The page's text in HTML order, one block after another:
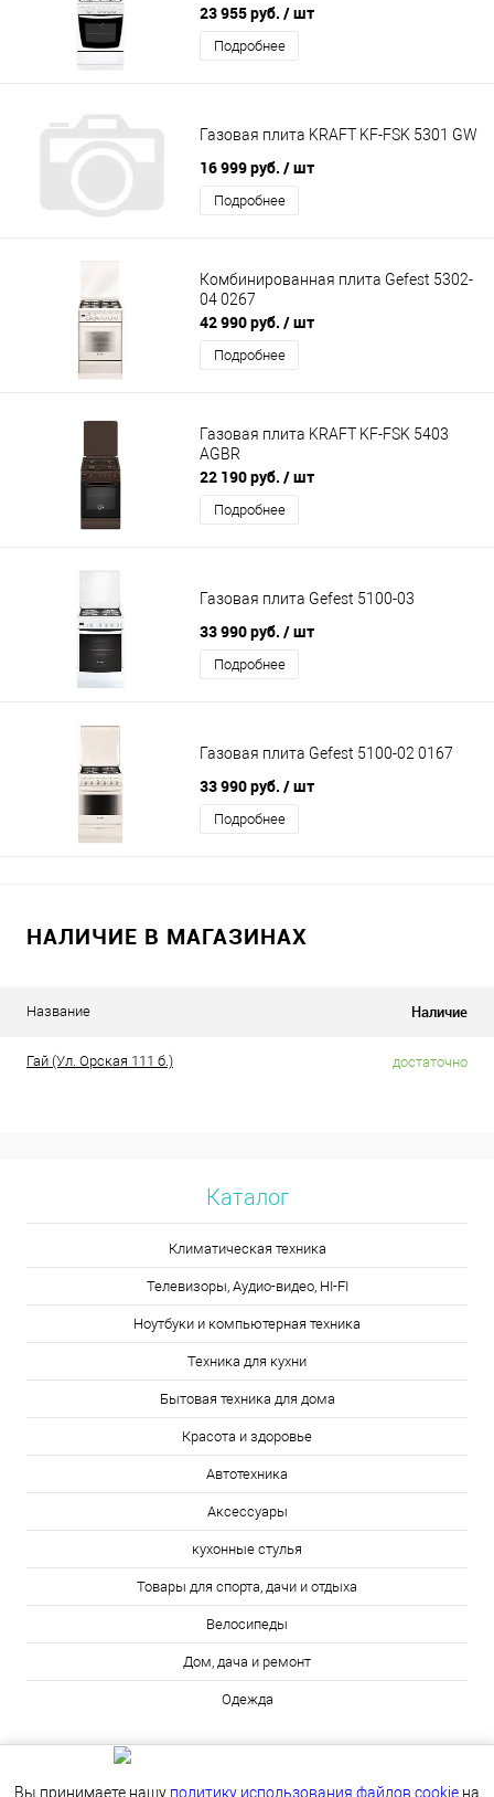
23 955 руб. / шт
Подробнее
Газовая плита KRAFT KF-FSK 5301 GW
16 999 руб. / шт
Подробнее
Комбинированная плита Gefest 5302-
04 0267
42 990 руб. / шт
Подробнее
Газовая плита KRAFT KF-FSK 5403
AGBR
22 190 руб. / шт
Подробнее
Газовая плита Gefest 5100-03
33 990 руб. / шт
Подробнее
Газовая плита Gefest 5100-02 0167
33 990 руб. / шт
Подробнее
НАЛИЧИЕ В МАГАЗИНАХ
Название Наличие
Гай (Ул. Орская 111 б.) достаточно
Каталог
Климатическая техника
Телевизоры, Аудио-видео, HI-FI
Ноутбуки и компьютерная техника
Техника для кухни
Бытовая техника для дома
Красота и здоровье
Автотехника
Аксессуары
кухонные стулья
Товары для спорта, дачи и отдыха
Велосипеды
Дом, дача и ремонт
Одежда
Вы принимаете нашу политику использования файлов cookie на